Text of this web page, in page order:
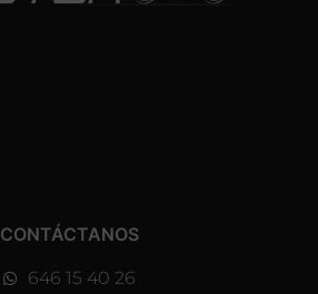
CONTÁCTANOS
646 15 40 26